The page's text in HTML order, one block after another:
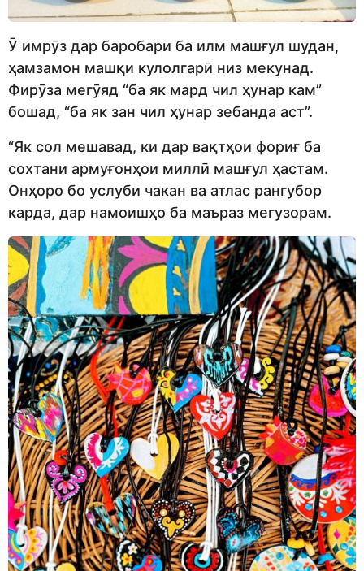
Ӯ имрӯз дар баробари ба илм машғул шудан,
ҳамзамон машқи кулолгарӣ низ мекунад.
Фирӯза мегӯяд “ба як мард чил ҳунар кам”
бошад, “ба як зан чил ҳунар зебанда аст”.
“Як сол мешавад, ки дар вақтҳои фориғ ба
сохтани армуғонҳои миллӣ машғул ҳастам.
Онҳоро бо услуби чакан ва атлас рангубор
карда, дар намоишҳо ба маъраз мегузорам.